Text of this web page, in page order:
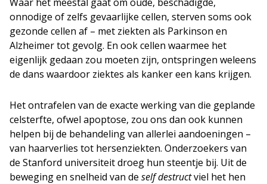
onnodige of zelfs gevaarlijke cellen, sterven soms ook
gezonde cellen af – met ziekten als Parkinson en
Alzheimer tot gevolg. En ook cellen waarmee het
eigenlijk gedaan zou moeten zijn, ontspringen weleens
de dans waardoor ziektes als kanker een kans krijgen.
Het ontrafelen van de exacte werking van die geplande
celsterfte, ofwel apoptose, zou ons dan ook kunnen
helpen bij de behandeling van allerlei aandoeningen –
van haarverlies tot hersenziekten. Onderzoekers van
de Stanford universiteit droeg hun steentje bij. Uit de
beweging en snelheid van de self destructviel het hen